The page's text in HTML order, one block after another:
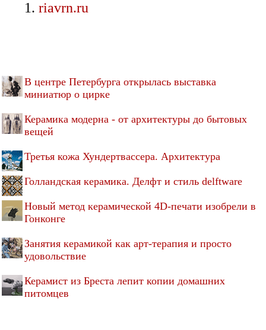
riavrn.ru
В центре Петербурга открылась выставка
миниатюр о цирке
Керамика модерна - от архитектуры до бытовых
вещей
Третья кожа Хундертвассера. Архитектура
Голландская керамика. Делфт и стиль delftware
Новый метод керамической 4D-печати изобрели в
Гонконге
Занятия керамикой как арт-терапия и просто
удовольствие
Керамист из Бреста лепит копии домашних
питомцев